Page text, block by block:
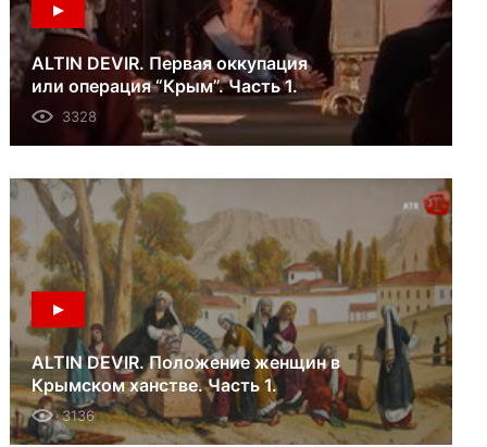
ALTIN DEVIR. Первая оккупация
или операция “Крым”. Часть 1.
24.03.18
3328
ALTIN DEVIR. Положение женщин в
Крымском ханстве. Часть 1.
03.03.18
3136